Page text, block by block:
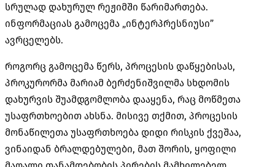
სრულად დახურულ რეჟიმში წარიმართება.
ინფორმაციას გამოცემა „ინტერპრესნიუსი”
ავრცელებს.
როგორც გამოცემა წერს, პროცესის დაწყებისას,
პროკურორმა მარიამ ბერძენიშვილმა სხდომის
დახურვის შუამდგომლობა დააყენა, რაც მოწმეთა
უსაფრთხოებით ახსნა. მისივე თქმით, პროცესის
მონაწილეთა უსაფრთხოება დიდი რისკის ქვეშაა,
ვინაიდან ბრალდებულები, მათ შორის, ყოფილი